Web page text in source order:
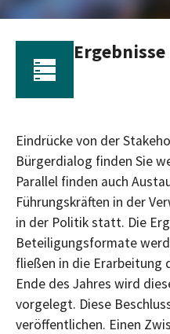
Ergebnisse
Eindrücke von der
Bürgerdialog finden Sie
Parallel finden auch
Führungskräften in der
in der Politik statt. Die
Beteiligungsformate
fließen in die Erarbeitung
Ende des Jahres wird
vorgelegt. Diese
veröffentlichen. Einen